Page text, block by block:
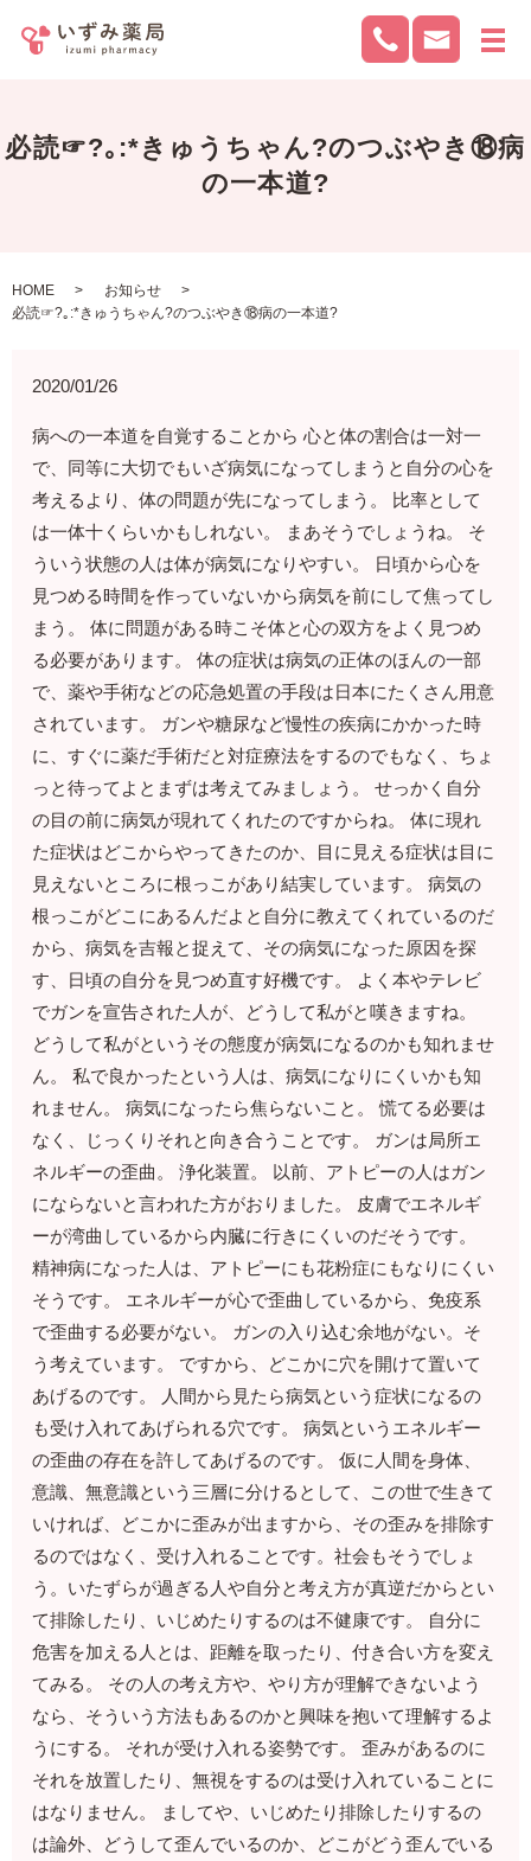
メ
必読☞?｡:*きゅうちゃん?のつぶやき⑱病
の一本道?
HOME
お知らせ
必読☞?｡:*きゅうちゃん?のつぶやき⑱病の一本道?
2020/01/26
病への一本道を自覚することから 心と体の割合は一対一
で、同等に大切でもいざ病気になってしまうと自分の心を
考えるより、体の問題が先になってしまう。 比率として
は一体十くらいかもしれない。 まあそうでしょうね。 そ
ういう状態の人は体が病気になりやすい。 日頃から心を
見つめる時間を作っていないから病気を前にして焦ってし
まう。 体に問題がある時こそ体と心の双方をよく見つめ
る必要があります。 体の症状は病気の正体のほんの一部
で、薬や手術などの応急処置の手段は日本にたくさん用意
されています。 ガンや糖尿など慢性の疾病にかかった時
に、すぐに薬だ手術だと対症療法をするのでもなく、ちょ
っと待ってよとまずは考えてみましょう。 せっかく自分
の目の前に病気が現れてくれたのですからね。 体に現れ
た症状はどこからやってきたのか、目に見える症状は目に
見えないところに根っこがあり結実しています。 病気の
根っこがどこにあるんだよと自分に教えてくれているのだ
から、病気を吉報と捉えて、その病気になった原因を探
す、日頃の自分を見つめ直す好機です。 よく本やテレビ
でガンを宣告された人が、どうして私がと嘆きますね。
どうして私がというその態度が病気になるのかも知れませ
ん。 私で良かったという人は、病気になりにくいかも知
れません。 病気になったら焦らないこと。 慌てる必要は
なく、じっくりそれと向き合うことです。 ガンは局所エ
ネルギーの歪曲。 浄化装置。 以前、アトピーの人はガン
にならないと言われた方がおりました。 皮膚でエネルギ
ーが湾曲しているから内臓に行きにくいのだそうです。
精神病になった人は、アトピーにも花粉症にもなりにくい
そうです。 エネルギーが心で歪曲しているから、免疫系
で歪曲する必要がない。 ガンの入り込む余地がない。そ
う考えています。 ですから、どこかに穴を開けて置いて
あげるのです。 人間から見たら病気という症状になるの
も受け入れてあげられる穴です。 病気というエネルギー
の歪曲の存在を許してあげるのです。 仮に人間を身体、
意識、無意識という三層に分けるとして、この世で生きて
いければ、どこかに歪みが出ますから、その歪みを排除す
るのではなく、受け入れることです。社会もそうでしょ
う。いたずらが過ぎる人や自分と考え方が真逆だからとい
て排除したり、いじめたりするのは不健康です。 自分に
危害を加える人とは、距離を取ったり、付き合い方を変え
てみる。 その人の考え方や、やり方が理解できないよう
なら、そういう方法もあるのかと興味を抱いて理解するよ
うにする。 それが受け入れる姿勢です。 歪みがあるのに
それを放置したり、無視をするのは受け入れていることに
はなりません。 ましてや、いじめたり排除したりするの
は論外、どうして歪んでいるのか、どこがどう歪んでいる